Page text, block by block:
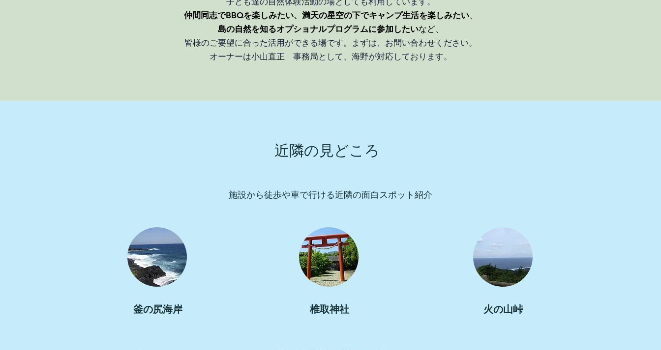
仲間同志でBBQを楽しみたい、満天の星空の下でキャンプ生活を楽しみたい、
島の自然を知るオプショナルプログラムに参加したいなど、
皆様のご要望に合った活用ができる場です。まずは、お問い合わせください。
オーナーは小山直正 事務局として、海野が対応しております。
近隣の見どころ
​施設から徒歩や車で行ける近隣の面白スポット紹介
​釜の尻海岸 椎取神社 ​火の山峠